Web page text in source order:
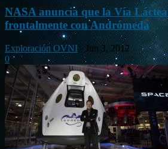
NASA anuncia que la Vía
frontalmente con Andrómeda
Exploración OVNI - Jun 3, 2012
0